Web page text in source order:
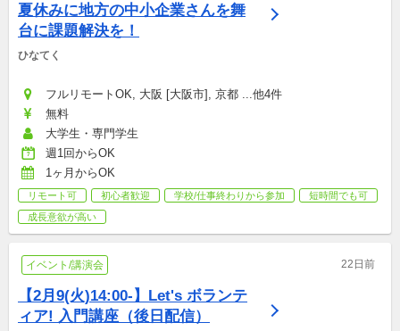
夏休みに地方の中小企業さんを舞
台に課題解決を！
ひなてく
フルリモートOK, 大阪 [大阪市], 京都 ...他4件
無料
大学生・専門学生
週1回からOK
1ヶ月からOK
リモート可 初心者歓迎 学校/仕事終わりから参加
短時間でも可
成長意欲が高い
イベント/講演会 22日前
【2月9(火)14:00-】Let's ボランテ
ィア! 入門講座（後日配信）